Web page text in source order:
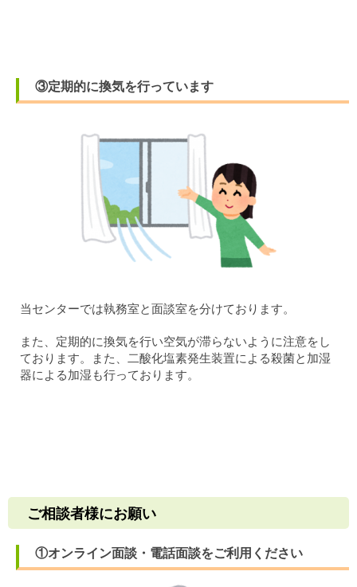
③定期的に換気を行っています
当センターでは執務室と面談室を分けております。
また、定期的に換気を行い空気が滞らないように注意をし
ております。また、二酸化塩素発生装置による殺菌と加湿
器による加湿も行っております。
ご相談者様にお願い
①オンライン面談・電話面談をご利用ください